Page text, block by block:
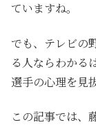
ていますね。
でも、テレビの
る人ならわかる
選手の心理を見
この記事では、